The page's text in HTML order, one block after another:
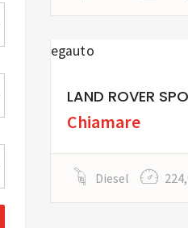
LAND ROVER
Chiamare
Diesel